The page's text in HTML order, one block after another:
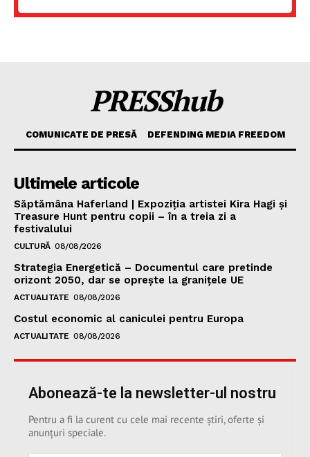
PRESShub
COMUNICATE DE PRESĂ DEFENDING MEDIA FREEDOM
Ultimele articole
Săptămâna Haferland | Expoziţia artistei Kira Hagi şi
Treasure Hunt pentru copii – în a treia zi a
festivalului
CULTURĂ 08/08/2026
Strategia Energetică – Documentul care pretinde
orizont 2050, dar se oprește la granițele UE
ACTUALITATE 08/08/2026
Costul economic al caniculei pentru Europa
ACTUALITATE 08/08/2026
Abonează-te la newsletter-ul nostru
Pentru a fi la curent cu cele mai recente știri, oferte și
anunțuri speciale.